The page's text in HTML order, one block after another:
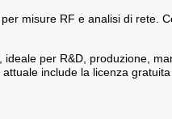
misure RF e analisi di rete.
per R&D, produzione,
include la licenza